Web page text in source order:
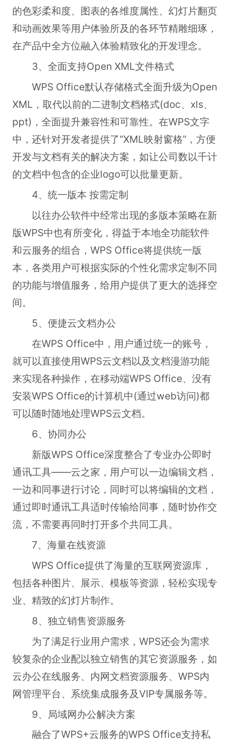
的色彩柔和度、图表的各维度属性、幻灯片翻页
和动画效果等用户体验所及的各环节精雕细琢，
在产品中全方位融入体验精致化的开发理念。
3、全面支持Open XML文件格式
WPS Office默认存储格式全面升级为Open
XML，取代以前的二进制文档格式(doc、xls、
ppt)，全面提升兼容性和可靠性。在WPS文字
中，还针对开发者提供了“XML映射窗格”，方便
开发与文档有关的解决方案，如让公司数以千计
的文档中包含的企业logo可以批量更新。
4、统一版本 按需定制
以往办公软件中经常出现的多版本策略在新
版WPS中也有所变化，得益于本地全功能软件
和云服务的组合，WPS Office将提供统一版
本，各类用户可根据实际的个性化需求定制不同
的功能与增值服务，给用户提供了更大的选择空
间。
5、便捷云文档办公
在WPS Office中，用户通过统一的账号，
就可以直接使用WPS云文档以及文档漫游功能
来实现各种操作，在移动端WPS Office、没有
安装WPS Office的计算机中(通过web访问)都
可以随时随地处理WPS云文档。
6、协同办公
新版WPS Office深度整合了专业办公即时
通讯工具——云之家，用户可以一边编辑文档，
一边和同事进行讨论，同时可以将编辑的文档，
通过即时通讯工具适时传输给同事，随时协作交
流，不需要再同时打开多个共同工具。
7、海量在线资源
WPS Office提供了海量的互联网资源库，
包括各种图片、展示、模板等资源，轻松实现专
业、精致的幻灯片制作。
8、独立销售资源服务
为了满足行业用户需求，WPS还会为需求
较复杂的企业配以独立销售的其它资源服务，如
云办公在线服务、内网文档资源服务、WPS内
网管理平台、系统集成服务及VIP专属服务等。
9、局域网办公解决方案
融合了WPS+云服务的WPS Office支持私